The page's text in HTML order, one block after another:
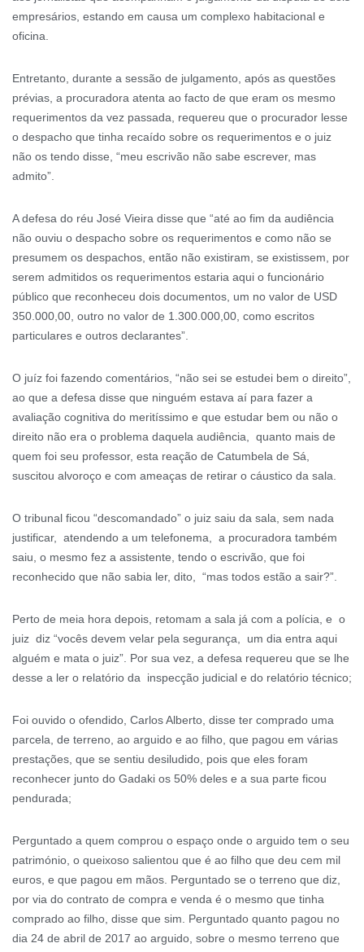
empresários, estando em causa um complexo habitacional e
oficina.
Entretanto, durante a sessão de julgamento, após as questões
prévias, a procuradora atenta ao facto de que eram os mesmo
requerimentos da vez passada, requereu que o procurador lesse
o despacho que tinha recaído sobre os requerimentos e o juiz
não os tendo disse, “meu escrivão não sabe escrever, mas
admito”.
A defesa do réu José Vieira disse que “até ao fim da audiência
não ouviu o despacho sobre os requerimentos e como não se
presumem os despachos, então não existiram, se existissem, por
serem admitidos os requerimentos estaria aqui o funcionário
público que reconheceu dois documentos, um no valor de USD
350.000,00, outro no valor de 1.300.000,00, como escritos
particulares e outros declarantes”.
O juíz foi fazendo comentários, “não sei se estudei bem o direito”,
ao que a defesa disse que ninguém estava aí para fazer a
avaliação cognitiva do meritíssimo e que estudar bem ou não o
direito não era o problema daquela audiência, quanto mais de
quem foi seu professor, esta reação de Catumbela de Sá,
suscitou alvoroço e com ameaças de retirar o cáustico da sala.
O tribunal ficou “descomandado” o juiz saiu da sala, sem nada
justificar, atendendo a um telefonema, a procuradora também
saiu, o mesmo fez a assistente, tendo o escrivão, que foi
reconhecido que não sabia ler, dito, “mas todos estão a sair?”.
Perto de meia hora depois, retomam a sala já com a polícia, e o
juiz diz “vocês devem velar pela segurança, um dia entra aqui
alguém e mata o juiz”. Por sua vez, a defesa requereu que se lhe
desse a ler o relatório da inspecção judicial e do relatório técnico;
Foi ouvido o ofendido, Carlos Alberto, disse ter comprado uma
parcela, de terreno, ao arguido e ao filho, que pagou em várias
prestações, que se sentiu desiludido, pois que eles foram
reconhecer junto do Gadaki os 50% deles e a sua parte ficou
pendurada;
Perguntado a quem comprou o espaço onde o arguido tem o seu
património, o queixoso salientou que é ao filho que deu cem mil
euros, e que pagou em mãos. Perguntado se o terreno que diz,
por via do contrato de compra e venda é o mesmo que tinha
comprado ao filho, disse que sim. Perguntado quanto pagou no
dia 24 de abril de 2017 ao arguido, sobre o mesmo terreno que